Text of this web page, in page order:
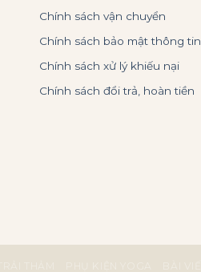
Chính sách vận chuyển
Chính sách bảo mật thông tin
Chính sách xử lý khiếu nại
Chính sách đổi trả, hoàn tiền